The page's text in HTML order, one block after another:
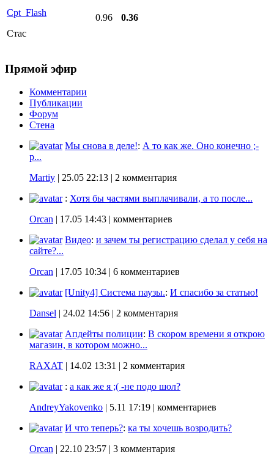
Cpt_Flash
Стас
0.96 0.36
Прямой эфир
Комментарии
Публикации
Форум
Стена
Мы снова в деле!: А то как же. Оно конечно ;-
p...
Martiy | 25.05 22:13 | 2 комментария
: Хотя бы частями выплачивали, а то после...
Orcan | 17.05 14:43 | комментариев
Видео: и зачем ты регистрацию сделал у себя на
сайте?...
Orcan | 17.05 10:34 | 6 комментариев
[Unity4] Система паузы.: И спасибо за статью!
Dansel | 24.02 14:56 | 2 комментария
Апдейты полиции: В скором времени я открою
магазин, в котором можно...
RAXAT | 14.02 13:31 | 2 комментария
: а как же я ;( -не подо шол?
AndreyYakovenko | 5.11 17:19 | комментариев
И что теперь?: ка ты хочешь возродить?
Orcan | 22.10 23:57 | 3 комментария